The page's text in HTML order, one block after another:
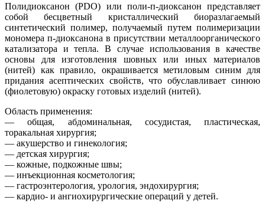
Полидиоксанон (PDO) или поли-п-диоксанон представляет
собой бесцветный кристаллический биоразлагаемый
синтетический полимер, получаемый путем полимеризации
мономера п-диоксанона в присутствии металлоорганического
катализатора и тепла. В случае использования в качестве
основы для изготовления шовных или иных материалов
(нитей) как правило, окрашивается метиловым синим для
придания асептических свойств, что обуславливает синюю
(фиолетовую) окраску готовых изделий (нитей).
Область применения:
— общая, абдоминальная, сосудистая, пластическая,
торакальная хирургия;
— акушерство и гинекология;
— детская хирургия;
— кожные, подкожные швы;
— инъекционная косметология;
— гастроэнтерология, урология, эндохирургия;
— кардио- и ангиохирургические операций у детей.